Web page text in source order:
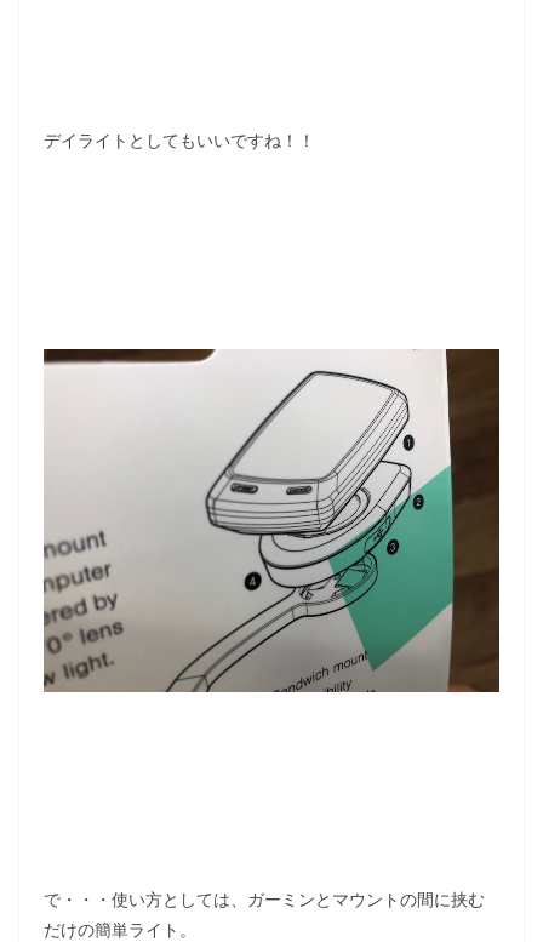
デイライトとしてもいいですね！！
で・・・使い方としては、ガーミンとマウントの間に挟む
だけの簡単ライト。